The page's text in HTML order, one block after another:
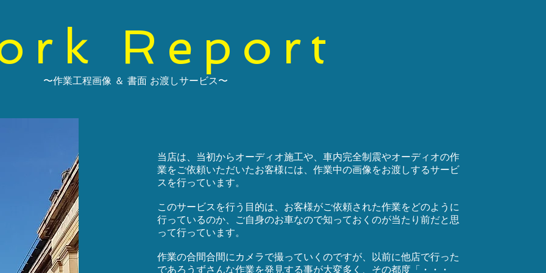
Report
​〜作業工程画像 ＆ 書面 お渡しサービス〜
当店は、当初からオーディオ施工や、車内完全制震やオーディオの作
業をご依頼いただいたお客様には、作業中の画像をお渡しするサービ
スを行っています。
このサービスを行う目的は、お客様がご依頼された作業をどのように
行っているのか、ご自身のお車なので知っておくのが当たり前だと思
って行っています。
作業の合間合間にカメラで撮っていくのですが、以前に他店で行った
であろうずさんな作業を発見する事が大変多く、その都度「・・・